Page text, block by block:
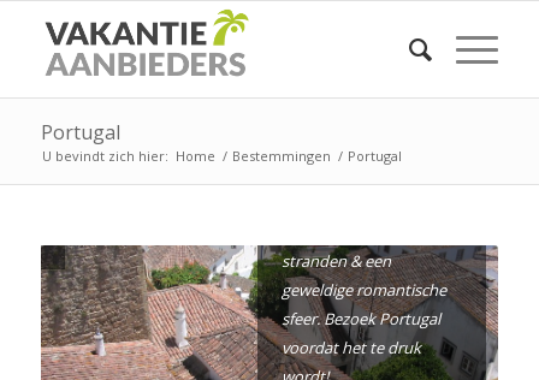
Portugal
U bevindt zich hier: Home / Bestemmingen / Portugal
stranden & een
geweldige romantische
sfeer. Bezoek Portugal
voordat het te druk